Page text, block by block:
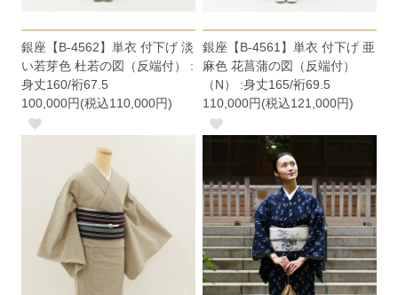
銀座【B-4562】単衣 付下げ 淡
い若芽色 杜若の図（反端付） :
身丈160/裄67.5
100,000円(税込110,000円)
銀座【B-4561】単衣 付下げ 亜
麻色 花菖蒲の図（反端付）
（N） :身丈165/裄69.5
110,000円(税込121,000円)